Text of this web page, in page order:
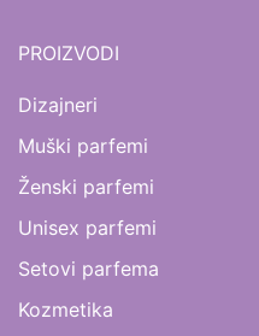
PROIZVODI
Dizajneri
Muški parfemi
Ženski parfemi
Unisex parfemi
Setovi parfema
Kozmetika